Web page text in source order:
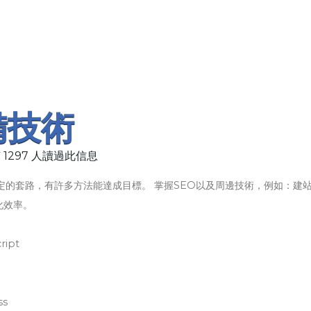
術
1297 人讀過此信息
套路，有許多方法能達成目標。 掌握SEO以及周邊技術，例如：建
率。